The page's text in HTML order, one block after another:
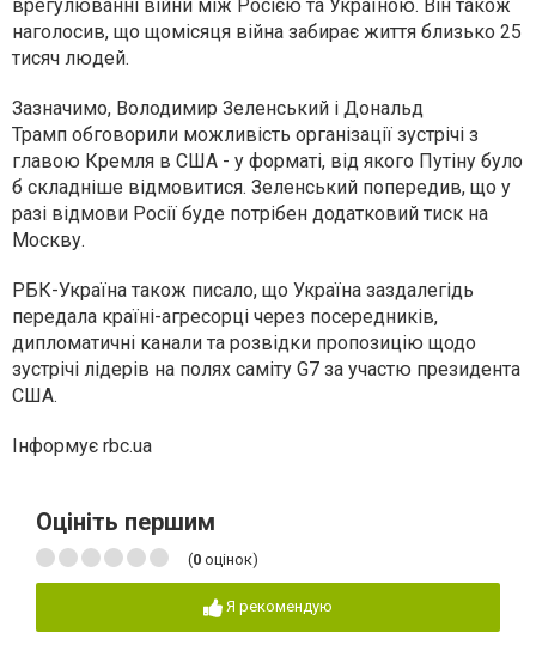
врегулюванні війни між Росією та Україною. Він також
наголосив, що щомісяця війна забирає життя близько 25
тисяч людей.
Зазначимо, Володимир Зеленський і Дональд
Трамп обговорили можливість організації зустрічі з
главою Кремля в США - у форматі, від якого Путіну було
б складніше відмовитися. Зеленський попередив, що у
разі відмови Росії буде потрібен додатковий тиск на
Москву.
РБК-Україна також писало, що Україна заздалегідь
передала країні-агресорці через посередників,
дипломатичні канали та розвідки пропозицію щодо
зустрічі лідерів на полях саміту G7 за участю президента
США.
Інформує rbc.ua
Оцініть першим
(0 оцінок)
Я рекомендую